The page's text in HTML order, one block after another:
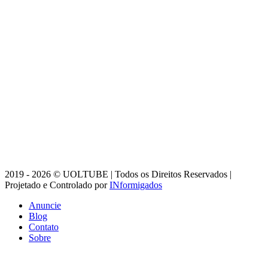
2019 - 2026 © UOLTUBE | Todos os Direitos Reservados |
Projetado e Controlado porINformigados
Anuncie
Blog
Contato
Sobre